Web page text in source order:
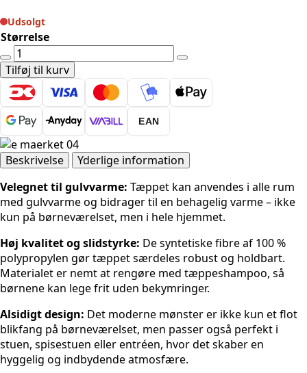
Udsolgt
Størrelse
Hanse
Home
Eventyr
Zoo
-
Cream
Multi
antal
Tilføj til kurv
EAN
Beskrivelse
Yderlige information
Velegnet til gulvvarme: Tæppet kan anvendes i alle rum
med gulvvarme og bidrager til en behagelig varme – ikke
kun på børneværelset, men i hele hjemmet.
Høj kvalitet og slidstyrke: De syntetiske fibre af 100 %
polypropylen gør tæppet særdeles robust og holdbart.
Materialet er nemt at rengøre med tæppeshampoo, så
børnene kan lege frit uden bekymringer.
Alsidigt design: Det moderne mønster er ikke kun et flot
blikfang på børneværelset, men passer også perfekt i
stuen, spisestuen eller entréen, hvor det skaber en
hyggelig og indbydende atmosfære.